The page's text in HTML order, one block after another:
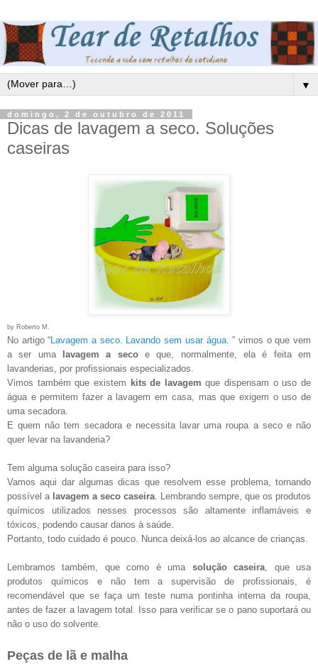
▼
domingo, 2 de outubro de 2011
Dicas de lavagem a seco. Soluções
caseiras
by Roberto M.
No artigo “Lavagem a seco. Lavando sem usar água.” vimos o que vem
a ser uma
lavagem a secoe que, normalmente, ela é feita em
lavanderias, por profissionais especializados.
Vimos também que existem kits de lavagem que dispensam o uso de
água e permitem fazer a lavagem em casa, mas que exigem o uso de
uma secadora.
E quem não tem secadora e necessita lavar uma roupa a seco e não
quer levar na lavanderia?
Tem alguma solução caseira para isso?
Vamos aqui dar algumas dicas que resolvem esse problema, tornando
possível a lavagem a seco caseira. Lembrando sempre, que os produtos
químicos utilizados nesses processos são altamente inflamáveis e
tóxicos, podendo causar danos à saúde.
Portanto, todo cuidado é pouco. Nunca deixá-los ao alcance de crianças.
Lembramos também, que como é uma solução caseira, que usa
produtos químicos e não tem a supervisão de profissionais, é
recomendável que se faça um teste numa pontinha interna da roupa,
antes de fazer a lavagem total. Isso para verificar se o pano suportará ou
não o uso do solvente.
Peças de lã e malha